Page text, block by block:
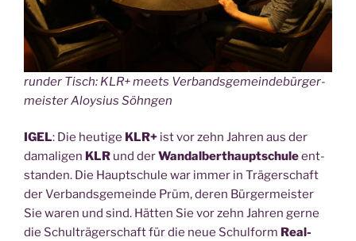
run­der Tisch: KLR+ meets Ver­bands­ge­mein­de­bür­ger­
meis­ter Aloy­si­us Söhngen
IGEL: Die heu­ti­ge KLR+ ist vor zehn Jah­ren aus der
dama­li­gen KLR und derWan­dal­bert­haupt­schu­leent­
stan­den. Die Haupt­schu­le war immer in Trä­ger­schaft
der Ver­bands­ge­mein­de Prüm, deren Bür­ger­meis­ter
Sie waren und sind. Hät­ten Sie vor zehn Jah­ren ger­ne
die Schul­trä­ger­schaft für die neue Schul­form Real­